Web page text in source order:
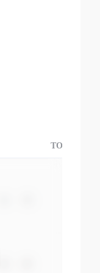
TOP3交易国